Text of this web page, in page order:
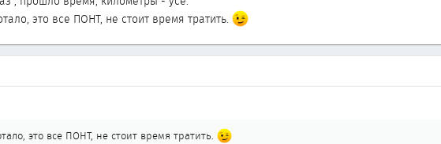
это все ПОНТ, не стоит время тратить.
это все ПОНТ, не стоит время тратить.